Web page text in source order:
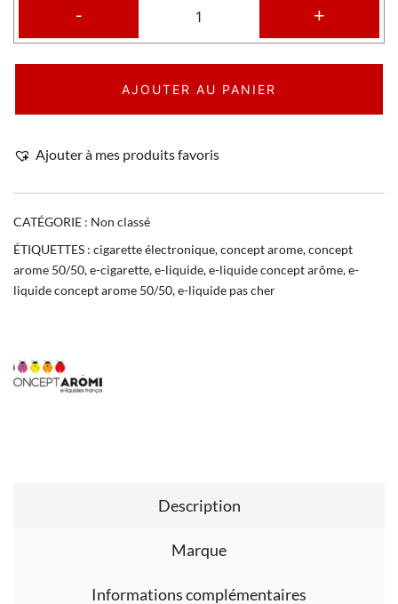
- +
AJOUTER AU PANIER
Ajouter à mes produits favoris
CATÉGORIE : Non classé
ÉTIQUETTES : cigarette électronique,concept arome,concept
arome 50/50,e-cigarette,e-liquide,e-liquide concept arôme,e-
liquide concept arome 50/50,e-liquide pas cher
Description
Marque
Informations complémentaires